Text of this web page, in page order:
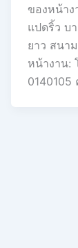
ของหน้าง
แปดริ้ว บ
ยาว สนา
หน้างาน:
0140105